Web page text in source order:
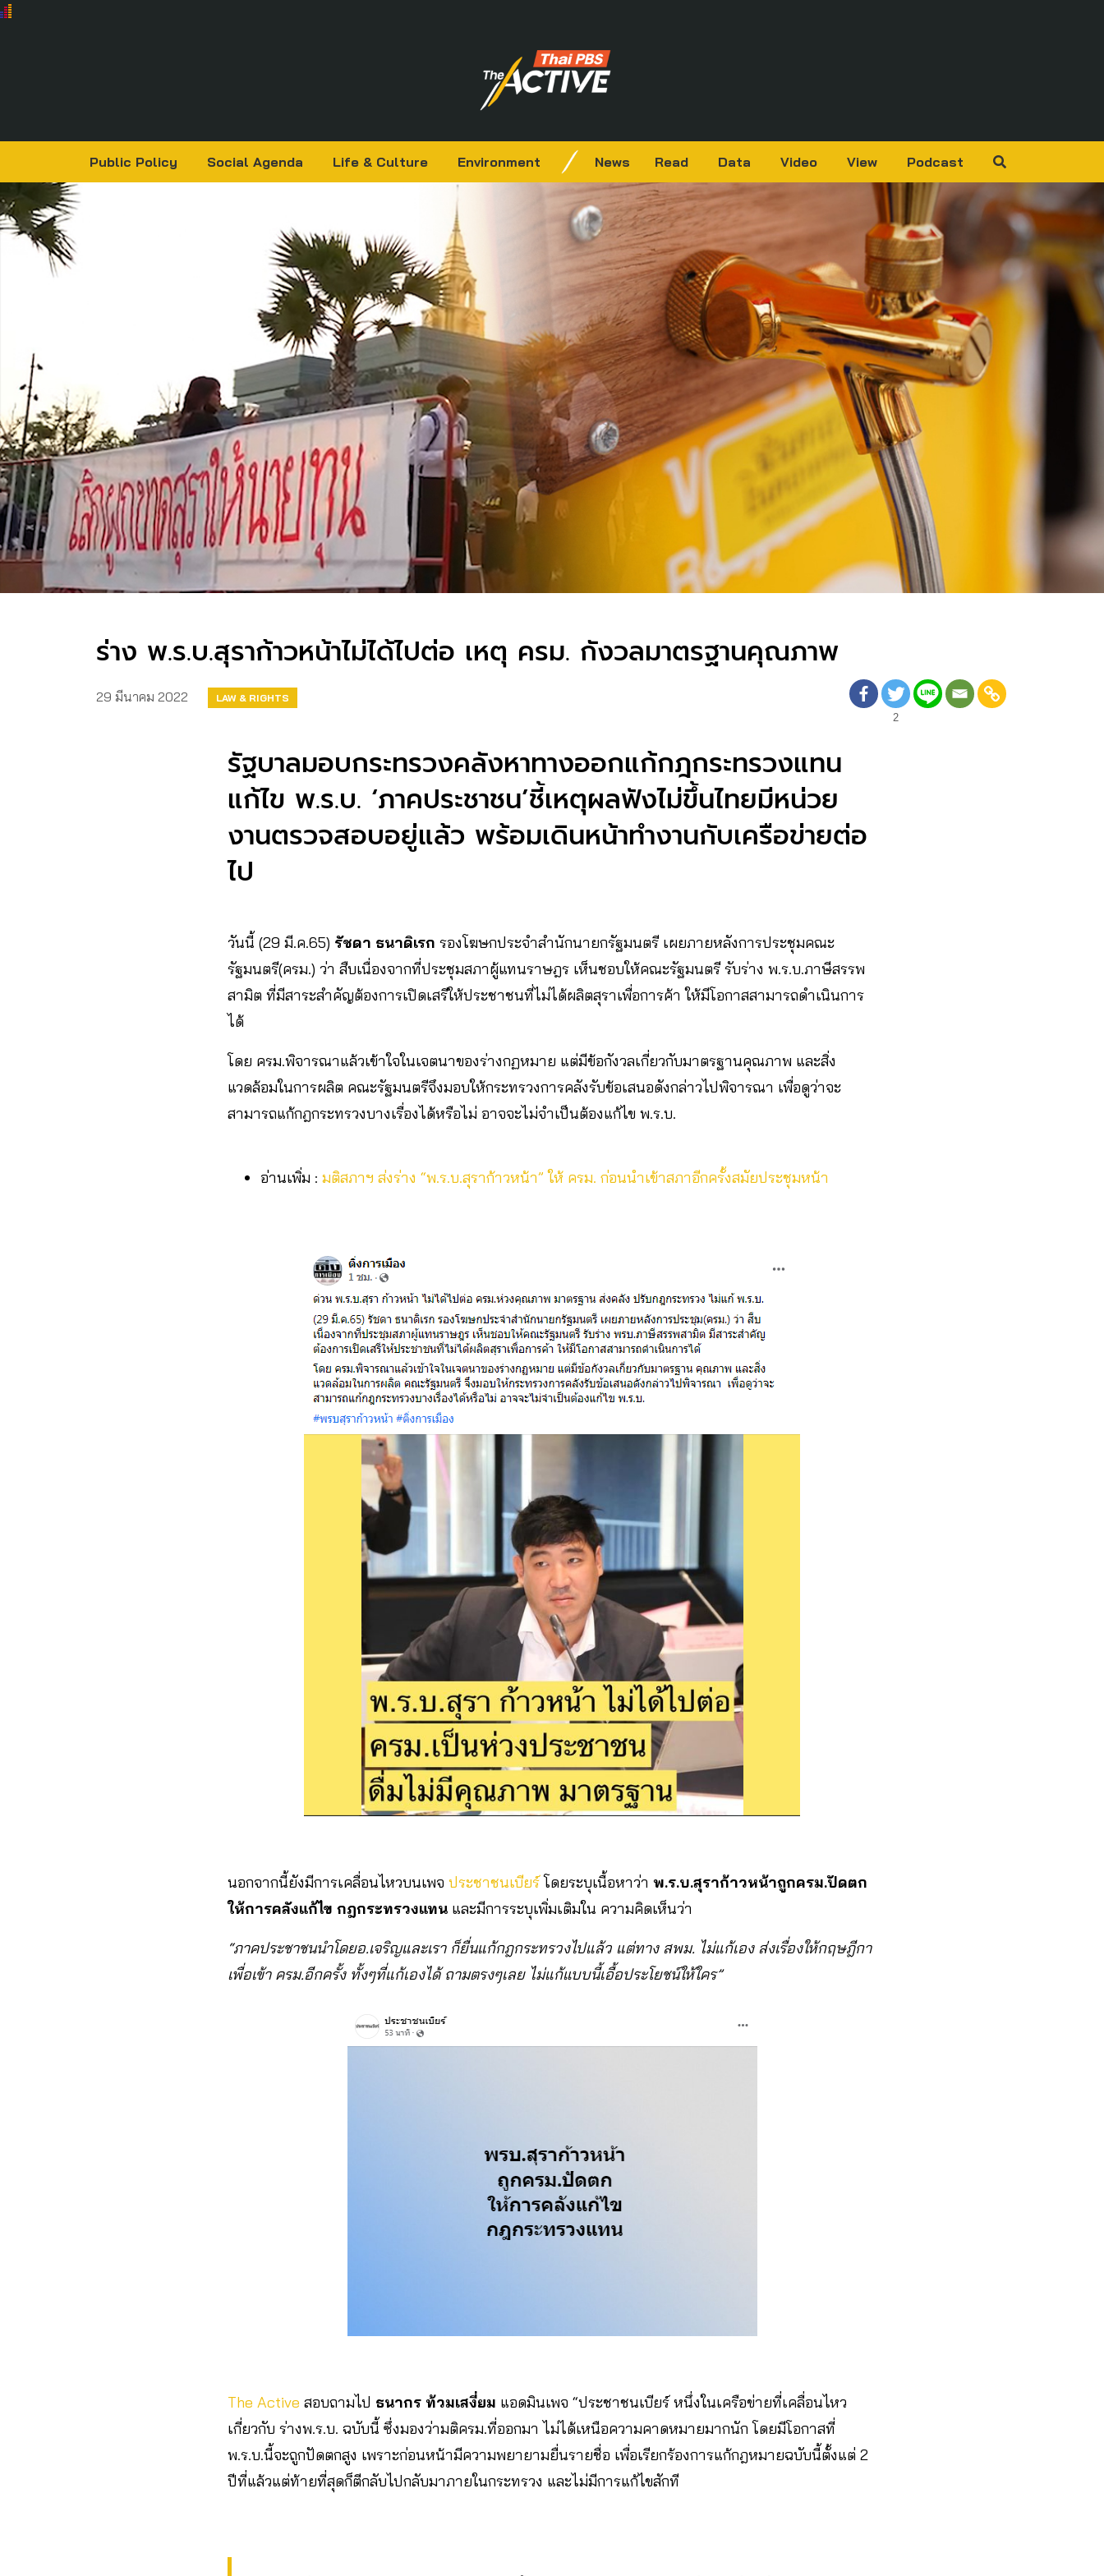
Public Policy Social Agenda Life & Culture Environment News Read Data Video View Podcast
ร่าง พ.ร.บ.สุราก้าวหน้าไม่ได้ไปต่อ เหตุ ครม. กังวลมาตรฐานคุณภาพ
29 มีนาคม 2022
LAW & RIGHTS
2
รัฐบาลมอบกระทรวงคลังหาทางออกแก้กฎกระทรวงแทน
แก้ไข พ.ร.บ. ‘ภาคประชาชน’ชี้เหตุผลฟังไม่ขึ้นไทยมีหน่วย
งานตรวจสอบอยู่แล้ว พร้อมเดินหน้าทำงานกับเครือข่ายต่อ
ไป
วันนี้ (29 มี.ค.65) รัชดา ธนาดิเรก รองโฆษกประจำสำนักนายกรัฐมนตรี เผยภายหลังการประชุมคณะ
รัฐมนตรี(ครม.) ว่า สืบเนื่องจากที่ประชุมสภาผู้แทนราษฎร เห็นชอบให้คณะรัฐมนตรี รับร่าง พ.ร.บ.ภาษีสรรพ
สามิต ที่มีสาระสำคัญต้องการเปิดเสรีให้ประชาชนที่ไม่ได้ผลิตสุราเพื่อการค้า ให้มีโอกาสสามารถดำเนินการ
ได้
โดย ครม.พิจารณาแล้วเข้าใจในเจตนาของร่างกฏหมาย แต่มีข้อกังวลเกี่ยวกับมาตรฐานคุณภาพ และสิ่ง
แวดล้อมในการผลิต คณะรัฐมนตรีจึงมอบให้กระทรวงการคลังรับข้อเสนอดังกล่าวไปพิจารณา เพื่อดูว่าจะ
สามารถแก้กฎกระทรวงบางเรื่องได้หรือไม่ อาจจะไม่จำเป็นต้องแก้ไข พ.ร.บ.
อ่านเพิ่ม : มติสภาฯ ส่งร่าง “พ.ร.บ.สุราก้าวหน้า” ให้ ครม. ก่อนนำเข้าสภาอีกครั้งสมัยประชุมหน้า
นอกจากนี้ยังมีการเคลื่อนไหวบนเพจ ประชาชนเบียร์โดยระบุเนื้อหาว่า พ.ร.บ.สุราก้าวหน้าถูกครม.ปัดตก
ให้การคลังแก้ไข กฎกระทรวงแทน และมีการระบุเพิ่มเติมใน ความคิดเห็นว่า
“ภาคประชาชนนำโดยอ.เจริญและเรา ก็ยื่นแก้กฎกระทรวงไปแล้ว แต่ทาง สพม. ไม่แก้เอง ส่งเรื่องให้กฤษฎีกา
เพื่อเข้า ครม.อีกครั้ง ทั้งๆที่แก้เองได้ ถามตรงๆเลย ไม่แก้แบบนี้เอื้อประโยชน์ให้ใคร”
The Active สอบถามไป ธนากร ท้วมเสงี่ยม แอดมินเพจ “ประชาชนเบียร์ หนึ่งในเครือข่ายที่เคลื่อนไหว
เกี่ยวกับ ร่างพ.ร.บ. ฉบับนี้ ซึ่งมองว่ามติครม.ที่ออกมา ไม่ได้เหนือความคาดหมายมากนัก โดยมีโอกาสที่
พ.ร.บ.นี้จะถูกปัดตกสูง เพราะก่อนหน้ามีความพยายามยื่นรายชื่อ เพื่อเรียกร้องการแก้กฎหมายฉบับนี้ตั้งแต่ 2
ปีที่แล้วแต่ท้ายที่สุดก็ตีกลับไปกลับมาภายในกระทรวง และไม่มีการแก้ไขสักที